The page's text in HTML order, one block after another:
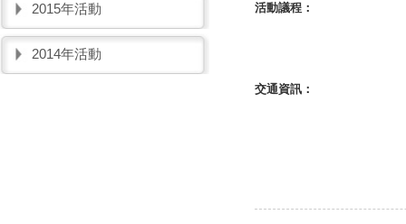
2015年活動
2014年活動
活動議程：
交通資訊：